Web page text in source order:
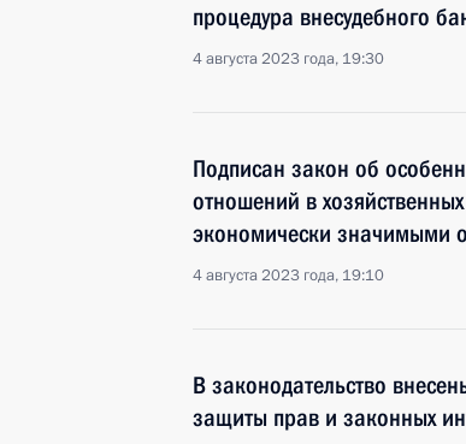
процедура внесудебного
4 августа 2023 года, 19:30
Подписан закон об
отношений в
экономически значимыми
4 августа 2023 года, 19:10
В законодательство
защиты прав и законных